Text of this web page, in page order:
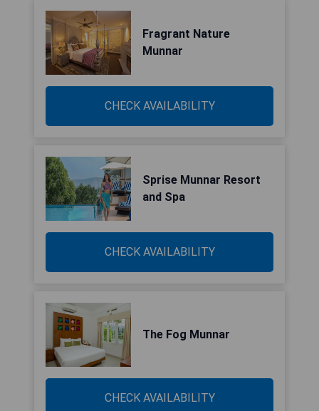
Fragrant Nature
Munnar
CHECK AVAILABILITY
Sprise Munnar Resort
and Spa
CHECK AVAILABILITY
The Fog Munnar
CHECK AVAILABILITY